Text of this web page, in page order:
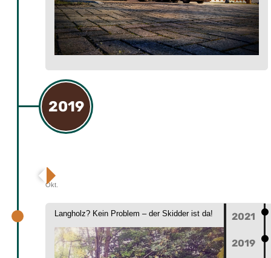
2021
2019
2019
Okt.
Langholz? Kein Problem – der Skidder ist da!